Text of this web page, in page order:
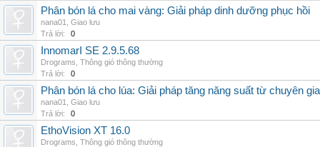
Phân bón lá cho mai vàng: Giải pháp dinh dưỡng phục hồi
nana01
Giao lưu
Trả lời:
0
InnomarI SE 2.9.5.68
Drograms Thông gió thông thường
Trả lời:
0
Phân bón lá cho lúa: Giải pháp tăng năng suất từ chuyên gia
nana01
Giao lưu
Trả lời:
0
EthoVision XT 16.0
Drograms Thông gió thông thường